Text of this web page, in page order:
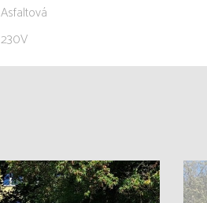
Asfaltová
230V